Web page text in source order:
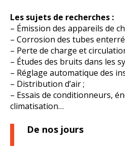
Les sujets de recherches :
– Émission des appareils de
– Corrosion des tubes
– Perte de charge et
– Études des bruits dans les
– Réglage automatique des
– Distribution d’air ;
– Essais de conditionneurs,
climatisation…
De nos jours